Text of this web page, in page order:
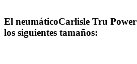
El neumáticoCarlisle Tru Power
los siguientes tamaños: